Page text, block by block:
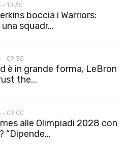
- 10:30
boccia i Warriors:
squadr...
- 09:30
è in grande forma, LeBron
the...
- 09:00
alle Olimpiadi 2028 con
“Dipende...